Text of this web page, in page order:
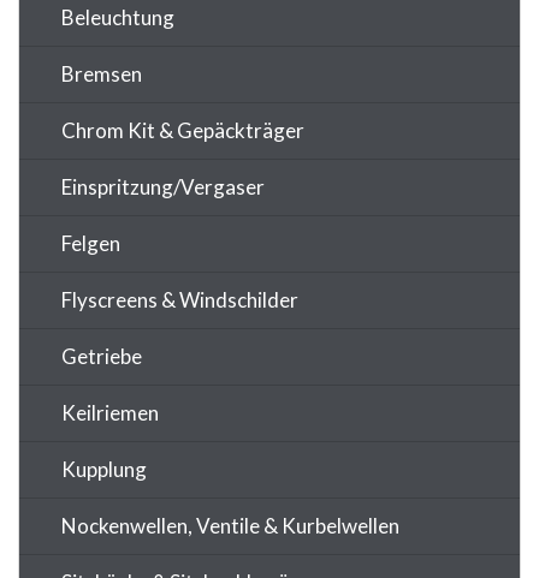
Beleuchtung
Bremsen
Chrom Kit & Gepäckträger
Einspritzung/Vergaser
Felgen
Flyscreens & Windschilder
Getriebe
Keilriemen
Kupplung
Nockenwellen, Ventile & Kurbelwellen